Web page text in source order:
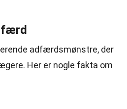
adfærdsmønstre, der
Her er nogle fakta om